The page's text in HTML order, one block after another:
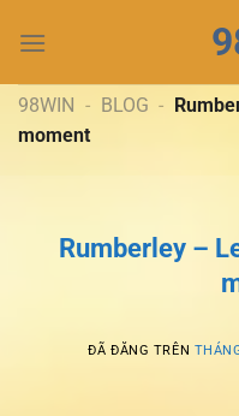
đến
dung98WIN - BLOG -
moment
Rumberley –
ĐÃ ĐĂNG TRÊN